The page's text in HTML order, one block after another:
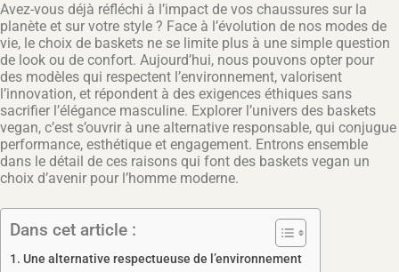
Avez-vous déjà réfléchi à l’impact de vos chaussures sur la
planète et sur votre style ? Face à l’évolution de nos modes de
vie, le choix de baskets ne se limite plus à une simple question
de look ou de confort. Aujourd’hui, nous pouvons opter pour
des modèles qui respectent l’environnement, valorisent
l’innovation, et répondent à des exigences éthiques sans
sacrifier l’élégance masculine. Explorer l’univers des baskets
vegan, c’est s’ouvrir à une alternative responsable, qui conjugue
performance, esthétique et engagement. Entrons ensemble
dans le détail de ces raisons qui font des baskets vegan un
choix d’avenir pour l’homme moderne.
Dans cet article :
Une alternative respectueuse de l’environnement